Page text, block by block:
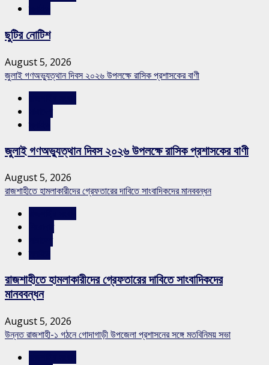
ছুটির নোটিশ
August 5, 2026
জুলাই গণঅভ্যুত্থান দিবস ২০২৬ উপলক্ষে রাসিক প্রশাসকের বাণী
জুলাই গণঅভ্যুত্থান দিবস ২০২৬ উপলক্ষে রাসিক প্রশাসকের বাণী
August 5, 2026
রাজশাহীতে হামলাকারীদের গ্রেফতারের দাবিতে সাংবাদিকদের মানববন্ধন
রাজশাহীতে হামলাকারীদের গ্রেফতারের দাবিতে সাংবাদিকদের
মানববন্ধন
August 5, 2026
উন্নত রাজশাহী-১ গঠনে গোদাগাড়ী উপজেলা প্রশাসনের সঙ্গে মতবিনিময় সভা